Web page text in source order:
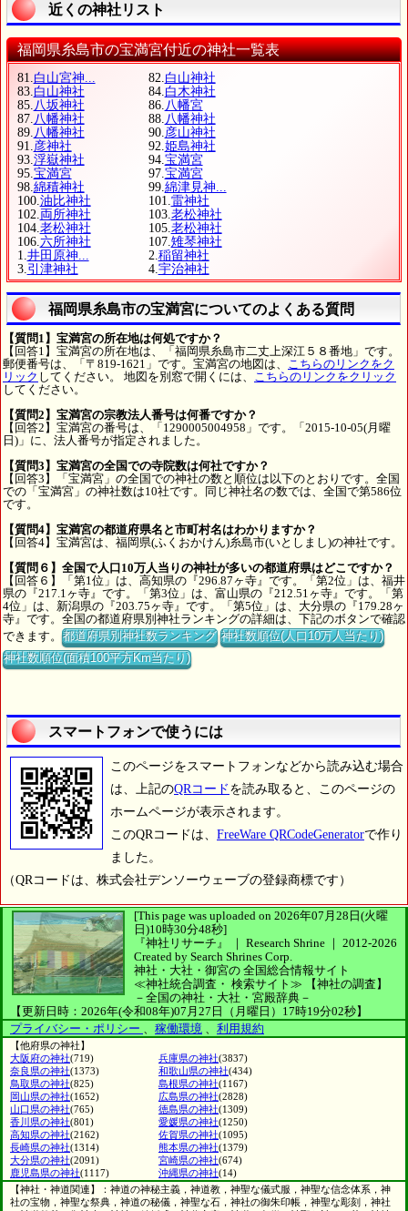
近くの神社リスト
福岡県糸島市の宝満宮付近の神社一覧表
81.白山宮神... 82.白山神社
83.白山神社 84.白木神社
85.八坂神社 86.八幡宮
87.八幡神社 88.八幡神社
89.八幡神社 90.彦山神社
91.彦神社 92.姫島神社
93.浮嶽神社 94.宝満宮
95.宝満宮 97.宝満宮
98.綿積神社 99.綿津見神...
100.油比神社 101.雷神社
102.両所神社 103.老松神社
104.老松神社 105.老松神社
106.六所神社 107.雉琴神社
1.井田原神... 2.稲留神社
3.引津神社 4.宇治神社
福岡県糸島市の宝満宮についてのよくある質問
【質問1】宝満宮の所在地は何処ですか？
【回答1】宝満宮の所在地は、「福岡県糸島市二丈上深江５８番地」です。
郵便番号は、「〒819-1621」です。宝満宮の地図は、 こちらのリンクをク
リック してください。 地図を別窓で開くには、 こちらのリンクをクリック
してください。
【質問2】宝満宮の宗教法人番号は何番ですか？
【回答2】宝満宮の番号は、「1290005004958」です。「2015-10-05(月曜
日)」に、法人番号が指定されました。
【質問3】宝満宮の全国での寺院数は何社ですか？
【回答3】「宝満宮」の全国での神社の数と順位は以下のとおりです。全国
での「宝満宮」の神社数は10社です。同じ神社名の数では、全国で第586位
です。
【質問4】宝満宮の都道府県名と市町村名はわかりますか？
【回答4】宝満宮は、福岡県(ふくおかけん)糸島市(いとしまし)の神社です。
【質問６】全国で人口10万人当りの神社が多いの都道府県はどこですか？
【回答６】「第1位」は、高知県の『296.87ヶ寺』です。「第2位」は、福井
県の『217.1ヶ寺』です。「第3位」は、富山県の『212.51ヶ寺』です。「第
4位」は、新潟県の『203.75ヶ寺』です。「第5位」は、大分県の『179.28ヶ
寺』です。全国の都道府県別神社ランキングの詳細は、下記のボタンで確認
できます。都道府県別神社数ランキング 神社数順位(人口10万人当たり)
神社数順位(面積100平方Km当たり)
スマートフォンで使うには
このページをスマートフォンなどから読み込む場合
は、上記のQRコード を読み取ると、このページの
ホームページが表示されます。
このQRコードは、 FreeWare QRCodeGeneratorで作り
ました。
（QRコードは、株式会社デンソーウェーブの登録商標です）
[This page was uploaded on 2026年07月28日(火曜
日)10時30分48秒]
『神社リサーチ』 ｜ Research Shrine ｜ 2012-2026
Created by Search Shrines Corp.
神社・大社・御宮の 全国総合情報サイト
≪神社統合調査・ 検索サイト≫
【神社の調査】
－全国の神社・大社・宮殿辞典－
【更新日時：2026年(令和08年)07月27日（月曜日）17時19分02秒】
プライバシー・ポリシー 、 稼働環境 、 利用規約
【他府県の神社】
大阪府の神社(719) 兵庫県の神社(3837)
奈良県の神社(1373) 和歌山県の神社(434)
鳥取県の神社(825) 島根県の神社(1167)
岡山県の神社(1652) 広島県の神社(2828)
山口県の神社(765) 徳島県の神社(1309)
香川県の神社(801) 愛媛県の神社(1250)
高知県の神社(2162) 佐賀県の神社(1095)
長崎県の神社(1314) 熊本県の神社(1379)
大分県の神社(2091) 宮崎県の神社(674)
鹿児島県の神社(1117) 沖縄県の神社(14)
【神社・神道関連】：神道の神秘主義，神道教，神聖な儀式服，神聖な信念体系，神
社の宝物，神聖な祭典，神道の秘儀，神聖な石，神社の御朱印帳，神聖な彫刻，神社